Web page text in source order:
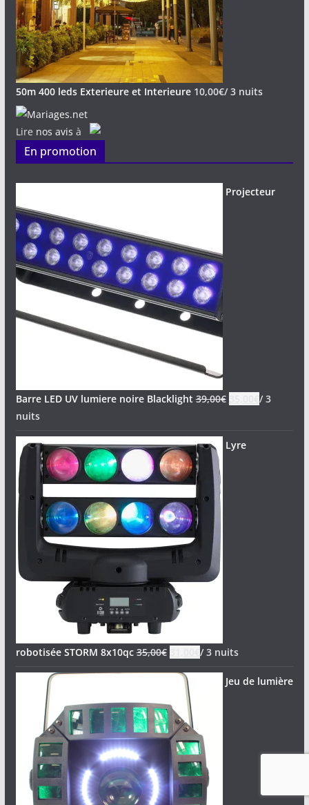
50m 400 leds Exterieure et Interieure 10,00€/ 3 nuits
Lire nos avis à
En promotion
Projecteur
Barre LED UV lumiere noire Blacklight 39,00€
/ 3
nuits
Lyre
robotisée STORM 8x10qc 35,00€ / 3 nuits
Jeu de lumière